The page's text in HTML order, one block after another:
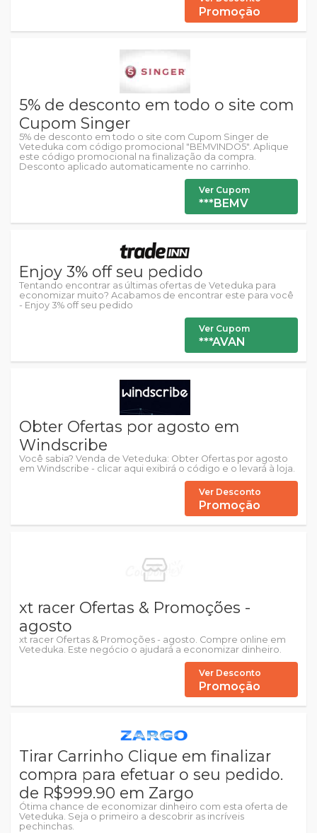
Promoção
5% de desconto em todo o site com
Cupom Singer
5% de desconto em todo o site com Cupom Singer de
Veteduka com código promocional "BEMVINDO5". Aplique
este código promocional na finalização da compra.
Desconto aplicado automaticamente no carrinho.
Ver Cupom
***BEMV
Enjoy 3% off seu pedido
Tentando encontrar as últimas ofertas de Veteduka para
economizar muito? Acabamos de encontrar este para você
- Enjoy 3% off seu pedido
Ver Cupom
***AVAN
Obter Ofertas por agosto em
Windscribe
Você sabia? Venda de Veteduka: Obter Ofertas por agosto
em Windscribe - clicar aqui exibirá o código e o levará à loja.
Ver Desconto
Promoção
xt racer Ofertas & Promoções -
agosto
xt racer Ofertas & Promoções - agosto. Compre online em
Veteduka. Este negócio o ajudará a economizar dinheiro.
Ver Desconto
Promoção
Tirar Carrinho Clique em finalizar
compra para efetuar o seu pedido.
de R$999.90 em Zargo
Ótima chance de economizar dinheiro com esta oferta de
Veteduka. Seja o primeiro a descobrir as incríveis
pechinchas.